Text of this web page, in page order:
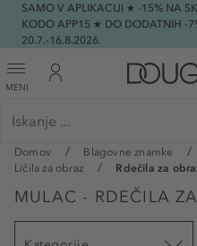
SAMO V APLIKACIJI ★ -15% NA
KODO APP15 ★ DO DODATNIH -
20.7.-16.8.2026.
MENI
Domov Blagovne znamke
Ličila za obraz
Rdečila za
MULAC - RDEČILA